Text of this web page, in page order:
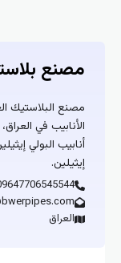
مصنع
مصنع البلاستيك
الأنابيب في
أنابيب البولي
إيثيلين.
العراق